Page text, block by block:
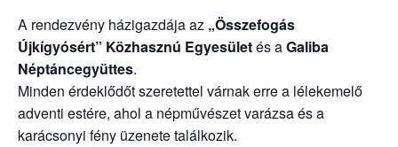
A rendezvény házigazdája az „Összefogás
Újkígyósért” Közhasznú Egyesületés aGaliba
Néptáncegyüttes.
Minden érdeklődőt szeretettel várnak erre a lélekemelő
adventi estére, ahol a népművészet varázsa és a
karácsonyi fény üzenete találkozik.